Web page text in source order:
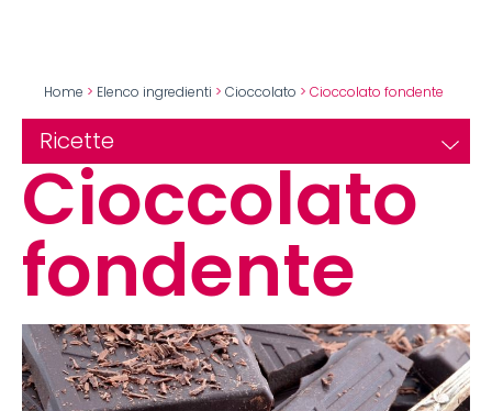
Home > Elenco ingredienti > Cioccolato > Cioccolato fondente
Ricette
Cioccolato
fondente